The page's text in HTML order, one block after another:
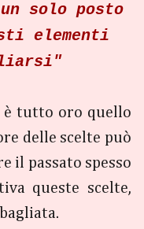
solo posto
elementi
è tutto oro quello
delle scelte può
il passato spesso
queste scelte,